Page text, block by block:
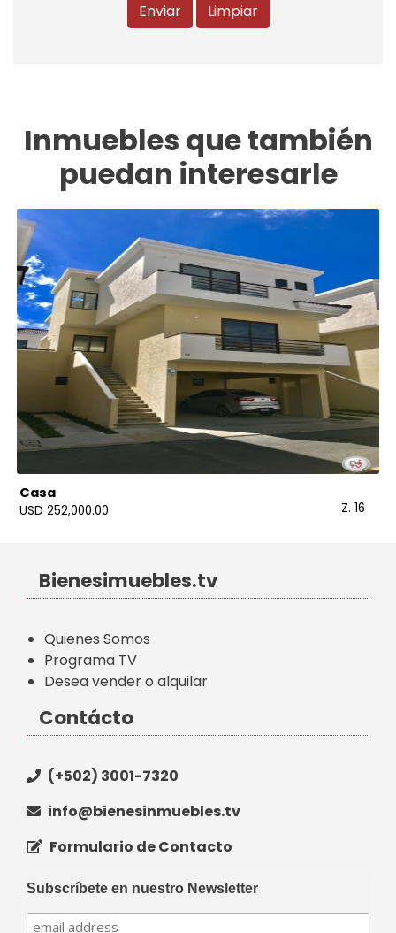
Enviar Limpiar
Inmuebles que también
puedan interesarle
Casa
USD 252,000.00 Z. 16
Bienesimuebles.tv
Quienes Somos
Programa TV
Desea vender o alquilar
Contácto
(+502) 3001-7320
info@bienesinmuebles.tv
Formulario de Contacto
Subscríbete en nuestro Newsletter